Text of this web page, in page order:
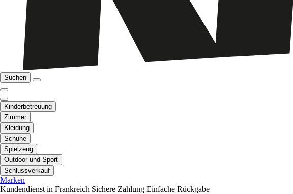
Suchen
Kinderbetreuung
Zimmer
Kleidung
Schuhe
Spielzeug
Outdoor und Sport
Schlussverkauf
Marken
Kundendienst in Frankreich Sichere Zahlung Einfache Rückgabe